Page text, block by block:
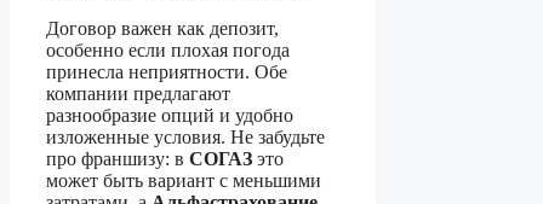
Договор важен как депозит,
особенно если плохая погода
принесла неприятности. Обе
компании предлагают
разнообразие опций и удобно
изложенные условия. Не забудьте
про франшизу: в СОГАЗ это
может быть вариант с меньшими